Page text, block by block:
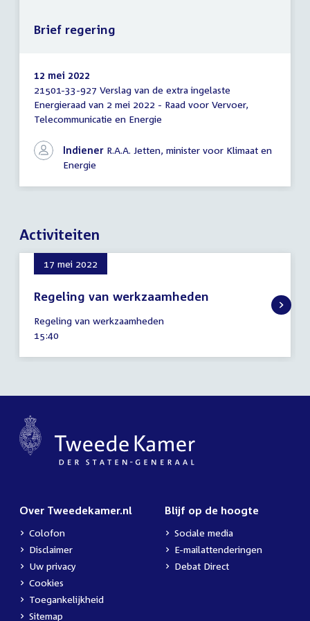
Brief
regering
12 mei 2022
21501-33-927 Verslag van de extra ingelaste
Energieraad van 2 mei 2022 - Raad voor Vervoer,
Telecommunicatie en Energie
Indiener R.A.A. Jetten, minister voor Klimaat en
Energie
Brief regering
Activiteiten
17 mei 2022
Regeling van werkzaamheden
mei
2022
Regeling van werkzaamheden
Tijd
15:40
Over Tweedekamer.nl
Colofon
Disclaimer
Uw privacy
Cookies
Toegankelijkheid
Sitemap
Blijf op de hoogte
Sociale media
E-mailattenderingen
Debat Direct